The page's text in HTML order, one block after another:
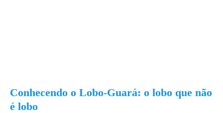
Conhecendo o Lobo-Guará: o lobo que não
é lobo